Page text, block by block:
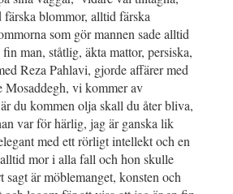
färska blommor, alltid färska
som gör mannen sade alltid
man, ståtlig, äkta mattor, persiska,
Reza Pahlavi, gjorde affärer med
Mosaddegh, vi kommer av
du kommen olja skall du åter bliva,
var för härlig, jag är ganska lik
med ett rörligt intellekt och en
alltid mor i alla fall och hon skulle
är möblemanget, konsten och